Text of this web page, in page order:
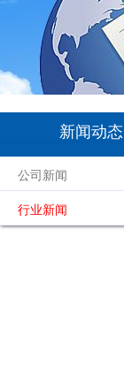
新闻动态
公司新闻
行业新闻